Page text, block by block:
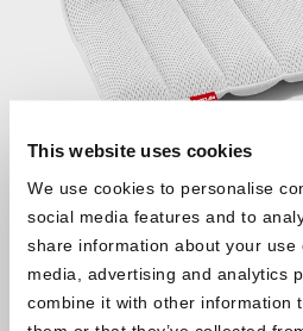
This website uses cookies
We use cookies to personalise
social media features and to
share information about your
media, advertising and analytics
combine it with other information
Topper